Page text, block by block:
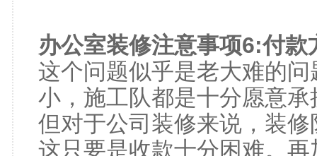
办公室装修注意事项6:付款
这个问题似乎是老大难的
小，施工队都是十分愿意
但对于公司装修来说，装
这只要是收款十分困难。